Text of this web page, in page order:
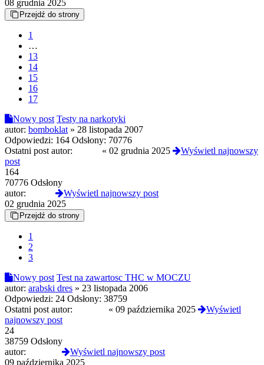
08 grudnia 2025
Przejdź do strony
1
…
13
14
15
16
17
Nowy post Testy na narkotyki
autor: bomboklat » 28 listopada 2007
Odpowiedzi: 164 Odsłony: 70776
Ostatni post autor:
« 02 grudnia 2025
Wyświetl najnowszy
post
164
70776 Odsłony
autor:
Wyświetl najnowszy post
02 grudnia 2025
Przejdź do strony
1
2
3
Nowy post Test na zawartosc THC w MOCZU
autor: arabski dres » 23 listopada 2006
Odpowiedzi: 24 Odsłony: 38759
Ostatni post autor:
« 09 października 2025
Wyświetl
najnowszy post
24
38759 Odsłony
autor:
Wyświetl najnowszy post
09 października 2025